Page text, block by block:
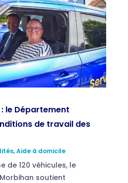
le Département
de travail des
,Aide à domicile
de 120 véhicules, le
soutient